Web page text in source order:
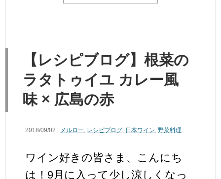
【レシピブログ】根菜の
ラタトゥイユ カレー風
味 × 広島の赤
2018/09/02 | メルロー, レシピブログ, 日本ワイン, 野菜料理
ワイン好きの皆さま、こんにち
は！9月に入って少し涼しくなっ